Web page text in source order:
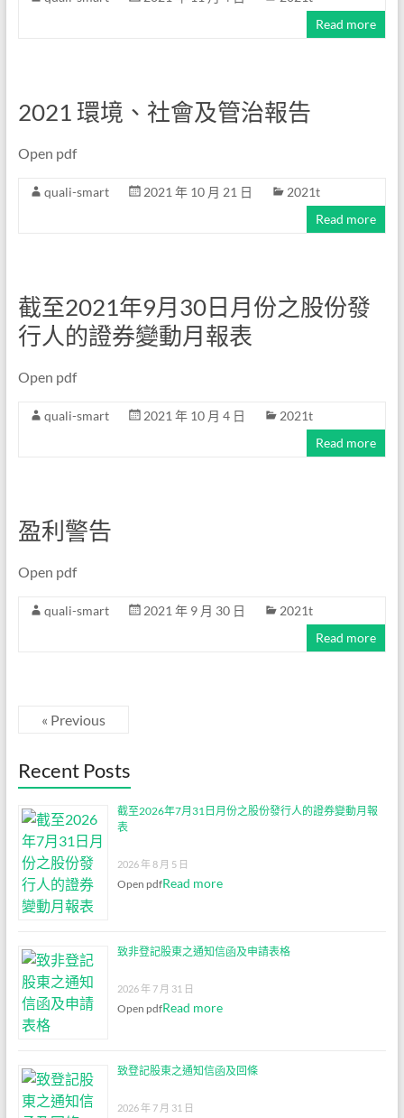
Read more
2021 環境、社會及管治報告
Open pdf
quali-smart 2021 年 10 月 21 日
2021t
Read more
截至2021年9月30日月份之股份發
行人的證券變動月報表
Open pdf
quali-smart 2021 年 10 月 4 日
2021t
Read more
盈利警告
Open pdf
quali-smart 2021 年 9 月 30 日
2021t
Read more
« Previous
Recent Posts
截至2026年7月31日月份之股份發行人的證券變動月報
表
2026 年 8 月 5 日
Open pdfRead more
致非登記股東之通知信函及申請表格
2026 年 7 月 31 日
Open pdfRead more
致登記股東之通知信函及回條
2026 年 7 月 31 日